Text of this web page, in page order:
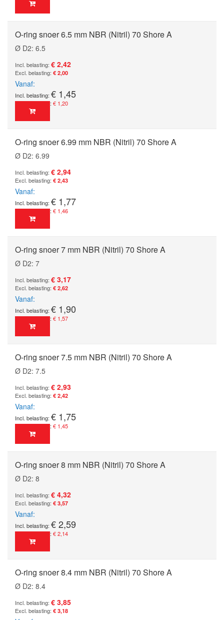
O-ring snoer 6.5 mm NBR (Nitril) 70 Shore A
Ø D2: 6.5
€ 2,42
€ 2,00
Vanaf
€ 1,45
€ 1,20
O-ring snoer 6.99 mm NBR (Nitril) 70 Shore A
Ø D2: 6.99
€ 2,94
€ 2,43
Vanaf
€ 1,77
€ 1,46
O-ring snoer 7 mm NBR (Nitril) 70 Shore A
Ø D2: 7
€ 3,17
€ 2,62
Vanaf
€ 1,90
€ 1,57
O-ring snoer 7.5 mm NBR (Nitril) 70 Shore A
Ø D2: 7.5
€ 2,93
€ 2,42
Vanaf
€ 1,75
€ 1,45
O-ring snoer 8 mm NBR (Nitril) 70 Shore A
Ø D2: 8
€ 4,32
€ 3,57
Vanaf
€ 2,59
€ 2,14
O-ring snoer 8.4 mm NBR (Nitril) 70 Shore A
Ø D2: 8.4
€ 3,85
€ 3,18